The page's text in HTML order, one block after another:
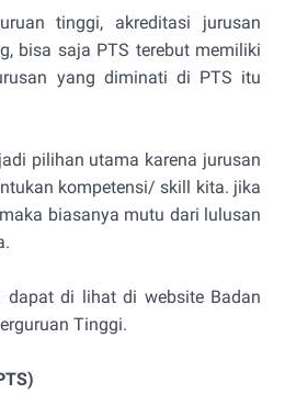
tinggi, akreditasi jurusan
bisa saja PTS terebut memiliki
yang diminati di PTS itu
pilihan utama karena jurusan
kompetensi/ skill kita. jika
biasanya mutu dari lulusan
dapat di lihat di website Badan
Tinggi.